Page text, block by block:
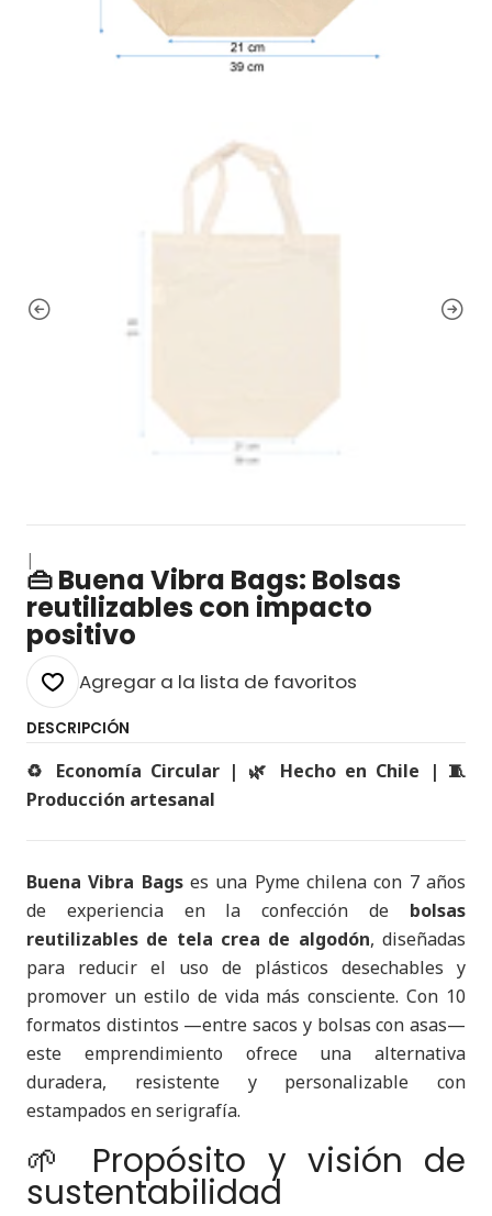
|
👜 Buena Vibra Bags: Bolsas
reutilizables con impacto
positivo
Agregar a la lista de favoritos
DESCRIPCIÓN
♻️ Economía Circular | 🌿 Hecho en Chile | 🧵
Producción artesanal
Buena Vibra Bagses una Pyme chilena con 7 años
de experiencia en la confección de bolsas
reutilizables de tela crea de algodón, diseñadas
para reducir el uso de plásticos desechables y
promover un estilo de vida más consciente. Con 10
formatos distintos —entre sacos y bolsas con asas—
este emprendimiento ofrece una alternativa
duradera, resistente y personalizable con
estampados en serigrafía.
🌱 Propósito y visión de
sustentabilidad